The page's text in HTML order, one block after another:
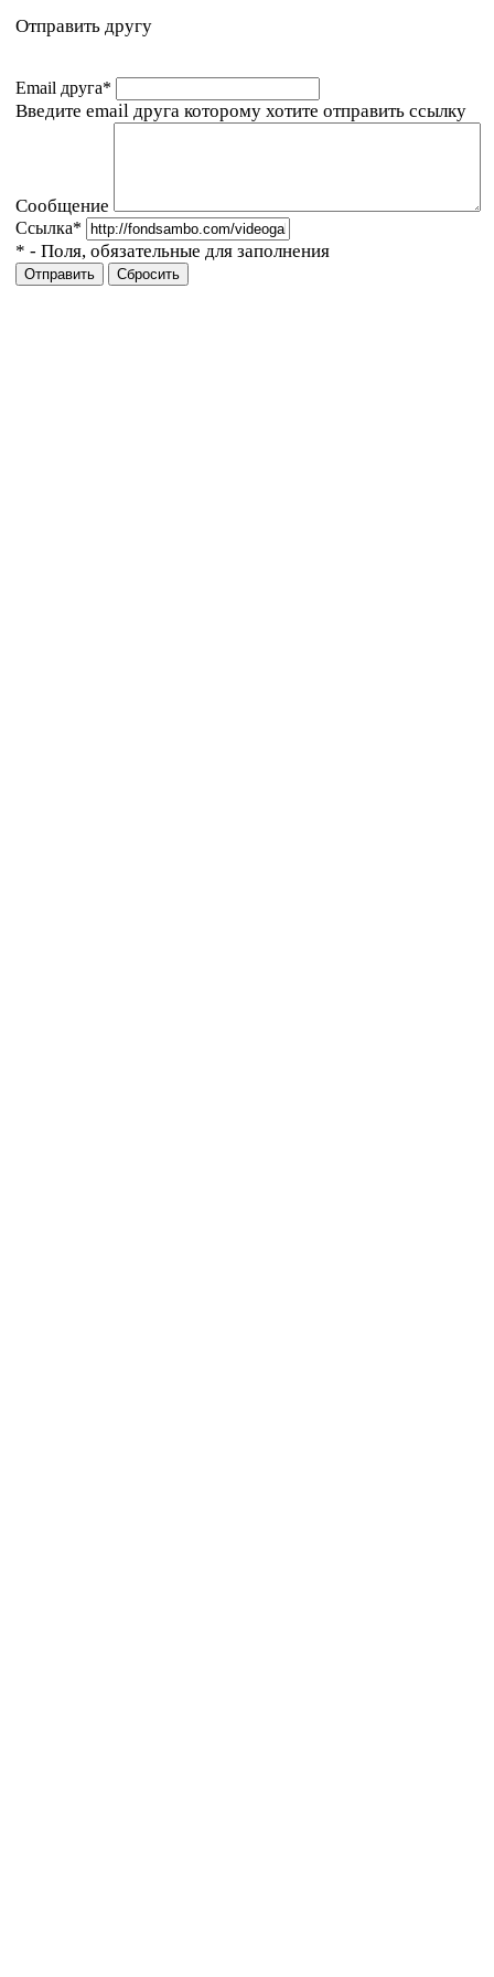
Отправить другу
Email друга*
Введите email друга которому хотите отправить ссылку
Сообщение
Ссылка*
* - Поля, обязательные для заполнения